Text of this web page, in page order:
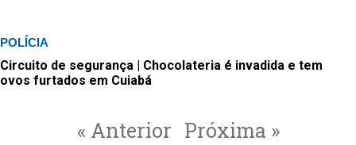
POLÍCIA
Circuito de segurança | Chocolateria é invadida e tem
ovos furtados em Cuiabá
« Anterior Próxima »